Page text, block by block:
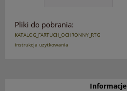
Pliki do pobrania:
KATALOG_FARTUCH_OCHRONNY_RTG
instrukcja uzytkowania
Informacje